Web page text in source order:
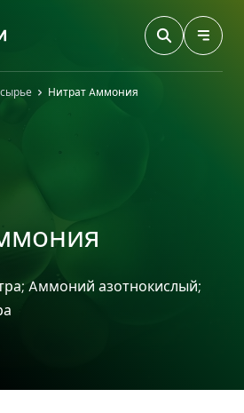
Нитрат Aммония
Aммоний азотнокислый;